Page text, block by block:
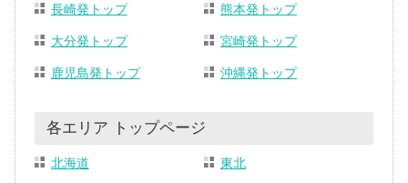
長崎発トップ 熊本発トップ
大分発トップ 宮崎発トップ
鹿児島発トップ 沖縄発トップ
各エリア トップページ
北海道 東北